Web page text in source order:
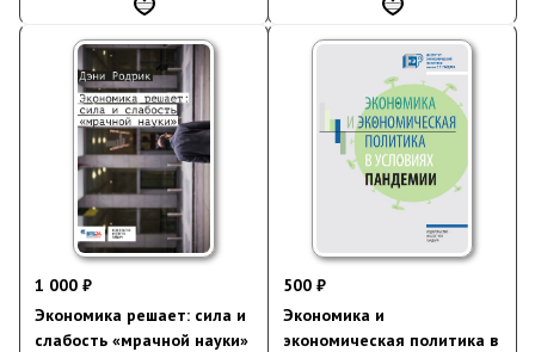
1 000 ₽
Экономика решает: сила и
слабость «мрачной науки»
500 ₽
Экономика и
экономическая политика в